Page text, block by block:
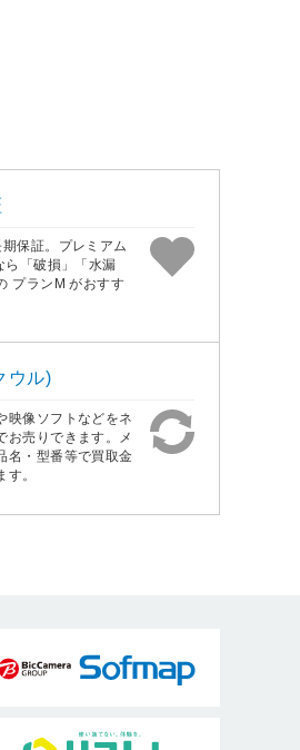
保証。プレミアム
「破損」「水漏
プランM がおすす
ウル)
映像ソフトなどをネ
お売りできます。メ
名・型番等で買取金
。